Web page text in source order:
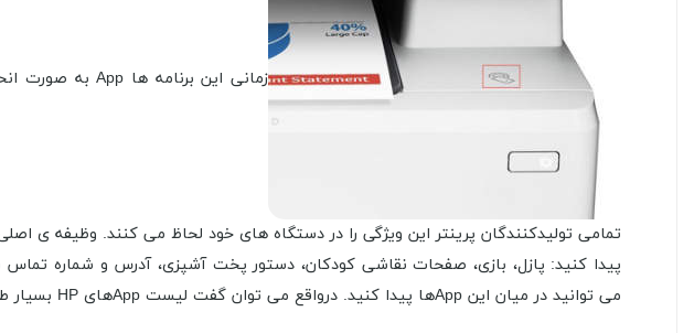
پیدا کنید: پازل، بازی، صفحات نقاشی کودکان، دستور پخت آشپزی، آدرس و شماره
می توانید در میان این Appها پیدا کنید. درواقع می توان گفت لیست Appهای HP بسیار طولانی است.